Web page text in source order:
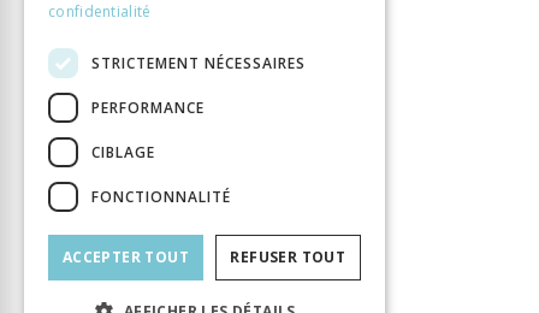
confidentialité
STRICTEMENT NÉCESSAIRES
PERFORMANCE
CIBLAGE
FONCTIONNALITÉ
ACCEPTER TOUT REFUSER TOUT